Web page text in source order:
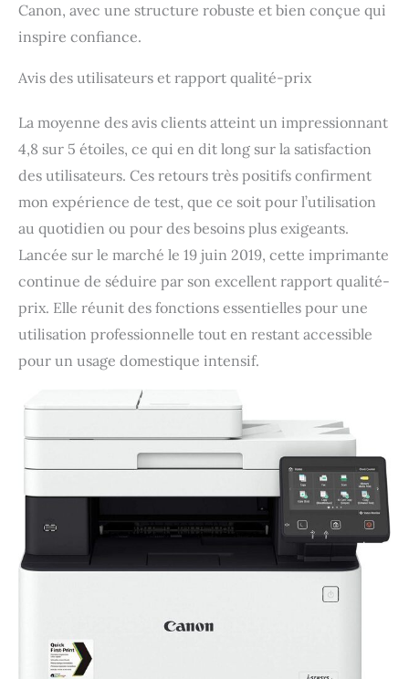
Canon, avec une structure robuste et bien conçue qui
inspire confiance.
Avis des utilisateurs et rapport qualité-prix
La moyenne des avis clients atteint un impressionnant
4,8 sur 5 étoiles, ce qui en dit long sur la satisfaction
des utilisateurs. Ces retours très positifs confirment
mon expérience de test, que ce soit pour l’utilisation
au quotidien ou pour des besoins plus exigeants.
Lancée sur le marché le 19 juin 2019, cette imprimante
continue de séduire par son excellent rapport qualité-
prix. Elle réunit des fonctions essentielles pour une
utilisation professionnelle tout en restant accessible
pour un usage domestique intensif.